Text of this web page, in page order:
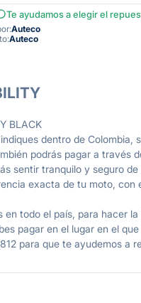
Te ayudamos a elegir el
Auteco
Auteco
BLACK
dentro de Colombia,
podrás pagar a través
sentir tranquilo y seguro
exacta de tu moto,
todo el país, para hacer
pagar en el lugar en el
para que te ayudemos a